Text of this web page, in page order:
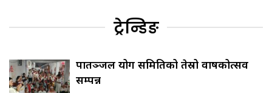
ट्रेन्डिङ
पातञ्जल योग समितिको तेस्रो वार्षिकोत्सव
सम्पन्न